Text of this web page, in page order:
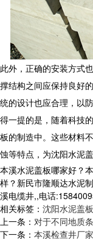
此外，正确的安装方式
撑结构之间应保持良好
统的设计也应合理，以
得一提的是，随着科技
板的制造中。这些材料
蚀等特点，为沈阳水泥
本溪水泥盖板哪家好？
样？新民市隆顺达水泥
溪电缆井,,电话
相关标签： 沈阳水泥盖板
上一条： 对于不同地质
下一条： 本溪检查井厂